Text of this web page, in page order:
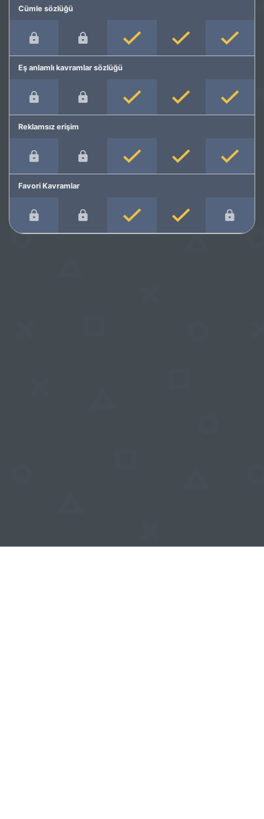
Cümle sözlüğü
Eş anlamlı kavramlar sözlüğü
Reklamsız erişim
Favori Kavramlar